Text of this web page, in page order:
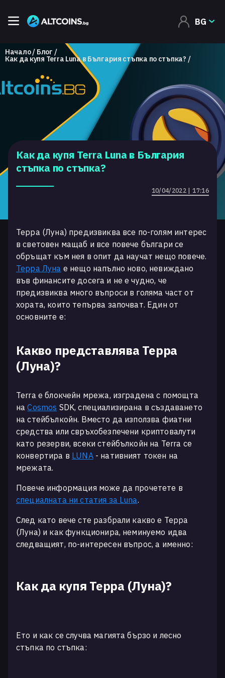
BG
Начало Блог
Как да купя Terra Luna в България стъпка по стъпка?
Как да купя Terra Luna в България
стъпка по стъпка?
10/04/2022 | 17:16
Терра (Луна) предизвиква все по-голям интерес
в световен мащаб и все повече българи се
обръщат към нея в опит да научат нещо повече.
Терра Луна е нещо напълно ново, невиждано
във финансите досега и не е чудно, че
предизвиква много въпроси в голяма част от
хората, които тепърва започват. Един от
основните е:
Какво представлява Терра
(Луна)?
Terra е блокчейн мрежа, изградена с помощта
наCosmos SDK, специализирана в създаването
на стейбълкойн. Вместо да използва фиатни
средства или свръхобезпечени криптовалути
като резерви, всеки стейбълкойн на Terra се
конвертира в LUNA- нативният токен на
мрежата.
Повече информация може да прочетете в
специалната ни статия за Luna.
След като вече сте разбрали какво е Терра
(Луна) и как функционира, неминуемо идва
следващият, по-интересен въпрос, а именно:
Как да купя Терра (Луна)?
Ето и как се случва магията бързо и лесно
стъпка по стъпка: